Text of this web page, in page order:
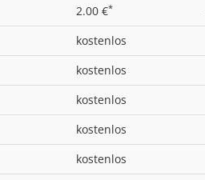
2.00 €*
kostenlos
kostenlos
kostenlos
kostenlos
kostenlos